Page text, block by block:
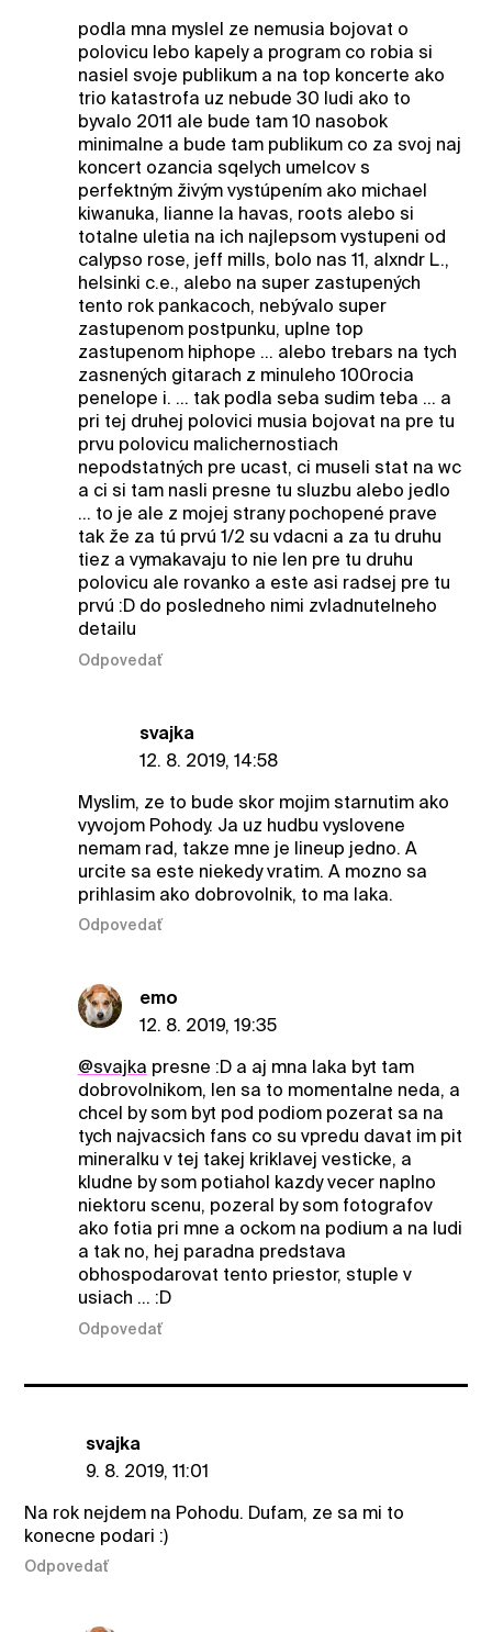
podla mna myslel ze nemusia bojovat o
polovicu lebo kapely a program co robia si
nasiel svoje publikum a na top koncerte ako
trio katastrofa uz nebude 30 ludi ako to
byvalo 2011 ale bude tam 10 nasobok
minimalne a bude tam publikum co za svoj naj
koncert ozancia sqelych umelcov s
perfektným živým vystúpením ako michael
kiwanuka, lianne la havas, roots alebo si
totalne uletia na ich najlepsom vystupeni od
calypso rose, jeff mills, bolo nas 11, alxndr L.,
helsinki c.e., alebo na super zastupených
tento rok pankacoch, nebývalo super
zastupenom postpunku, uplne top
zastupenom hiphope ... alebo trebars na tych
zasnených gitarach z minuleho 100rocia
penelope i. ... tak podla seba sudim teba ... a
pri tej druhej polovici musia bojovat na pre tu
prvu polovicu malichernostiach
nepodstatných pre ucast, ci museli stat na wc
a ci si tam nasli presne tu sluzbu alebo jedlo
... to je ale z mojej strany pochopené prave
tak že za tú prvú 1/2 su vdacni a za tu druhu
tiez a vymakavaju to nie len pre tu druhu
polovicu ale rovanko a este asi radsej pre tu
prvú :D do posledneho nimi zvladnutelneho
detailu
Odpovedať
svajka
12. 8. 2019, 14:58
Myslim, ze to bude skor mojim starnutim ako
vyvojom Pohody. Ja uz hudbu vyslovene
nemam rad, takze mne je lineup jedno. A
urcite sa este niekedy vratim. A mozno sa
prihlasim ako dobrovolnik, to ma laka.
Odpovedať
emo
12. 8. 2019, 19:35
@svajka presne :D a aj mna laka byt tam
dobrovolnikom, len sa to momentalne neda, a
chcel by som byt pod podiom pozerat sa na
tych najvacsich fans co su vpredu davat im pit
mineralku v tej takej kriklavej vesticke, a
kludne by som potiahol kazdy vecer naplno
niektoru scenu, pozeral by som fotografov
ako fotia pri mne a ockom na podium a na ludi
a tak no, hej paradna predstava
obhospodarovat tento priestor, stuple v
usiach ... :D
Odpovedať
svajka
9. 8. 2019, 11:01
Na rok nejdem na Pohodu. Dufam, ze sa mi to
konecne podari :)
Odpovedať